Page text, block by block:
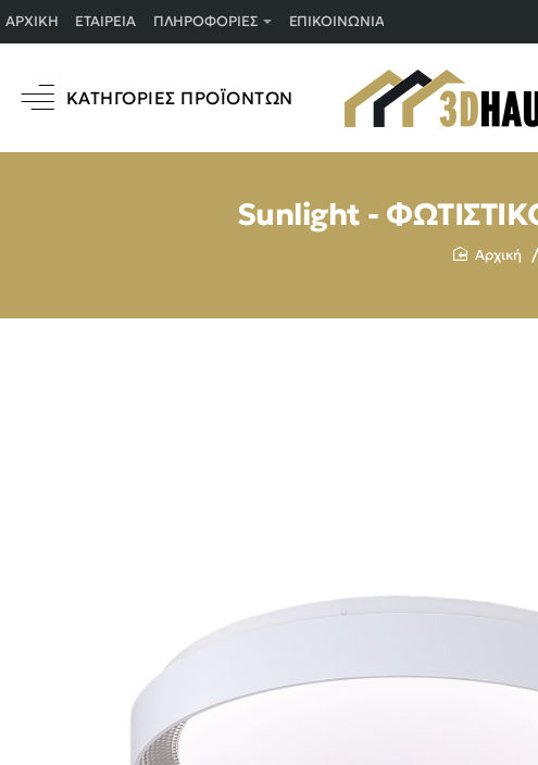
ΑΡΧΙΚΉ ΕΤΑΙΡΕΊΑ ΠΛΗΡΟΦΟΡΊΕΣ ΕΠΙΚΟΙΝΩΝΊΑ
ΚΑΤΗΓΟΡΊΕΣ ΠΡΟΪΌΝΤΩΝ
Sunlight -